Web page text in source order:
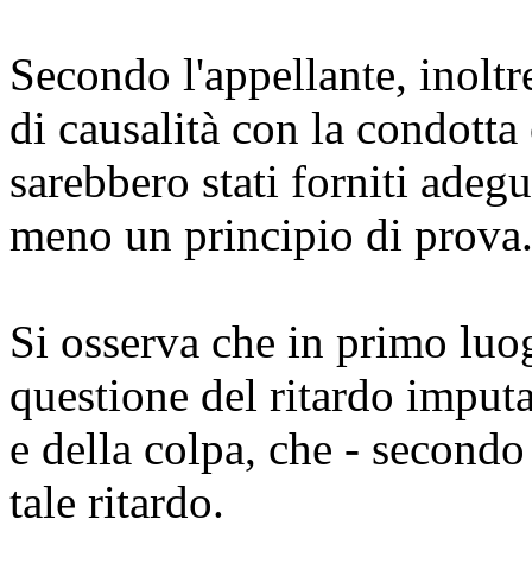
Secondo l'appellante,
di causalità con la
sarebbero stati forniti
meno un principio di prova.
Si osserva che in primo
questione del ritardo
e della colpa, che -
tale ritardo.